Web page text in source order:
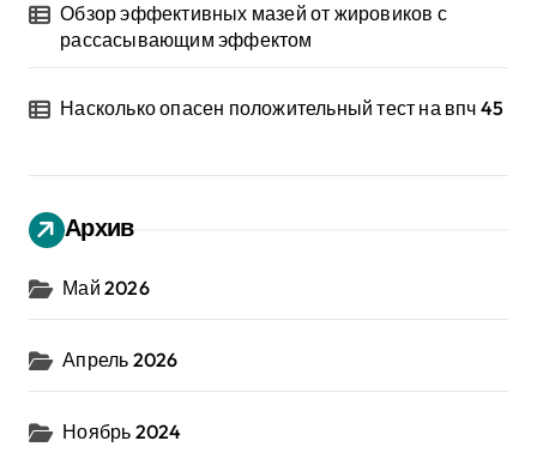
Обзор эффективных мазей от жировиков с
рассасывающим эффектом
Насколько опасен положительный тест на впч 45
Архив
Май 2026
Апрель 2026
Ноябрь 2024